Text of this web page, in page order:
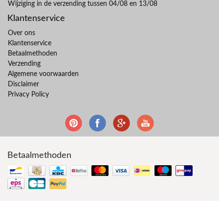
Wijziging in de verzending tussen 04/08 en 13/08
Klantenservice
Over ons
Klantenservice
Betaalmethoden
Verzending
Algemene voorwaarden
Disclaimer
Privacy Policy
Betaalmethoden